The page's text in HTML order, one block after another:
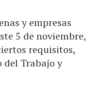
y empresas
5 de noviembre,
requisitos,
del Trabajo y